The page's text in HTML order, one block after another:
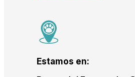
Estamos en: